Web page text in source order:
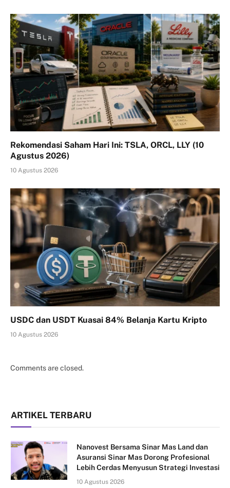
Rekomendasi Saham Hari Ini: TSLA, ORCL, LLY (10
Agustus 2026)
10 Agustus 2026
USDC dan USDT Kuasai 84% Belanja Kartu Kripto
10 Agustus 2026
Comments are closed.
ARTIKEL TERBARU
Nanovest Bersama Sinar Mas Land dan
Asuransi Sinar Mas Dorong Profesional
Lebih Cerdas Menyusun Strategi Investasi
10 Agustus 2026